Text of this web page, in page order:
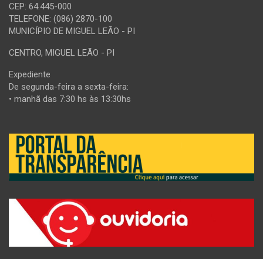
CEP: 64.445-000
TELEFONE: (086) 2870-100
MUNICÍPIO DE MIGUEL LEÃO - PI
CENTRO, MIGUEL LEÃO - PI
Expediente
De segunda-feira a sexta-feira:
• manhã das 7:30 hs às 13:30hs